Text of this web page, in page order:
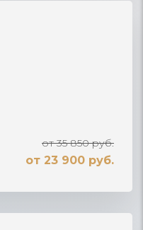
от 35 850 руб.
от 23 900 руб.